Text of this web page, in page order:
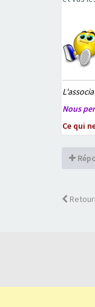
Nous
Ce qui